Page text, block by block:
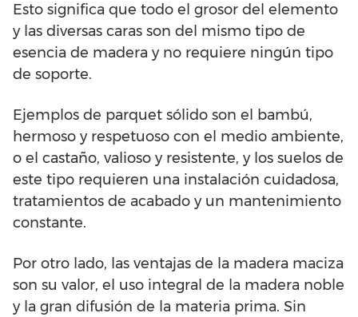
Esto significa que todo el grosor del elemento
y las diversas caras son del mismo tipo de
esencia de madera y no requiere ningún tipo
de soporte.
Ejemplos de parquet sólido son el bambú,
hermoso y respetuoso con el medio ambiente,
o el castaño, valioso y resistente, y los suelos de
este tipo requieren una instalación cuidadosa,
tratamientos de acabado y un mantenimiento
constante.
Por otro lado, las ventajas de la madera maciza
son su valor, el uso integral de la madera noble
y la gran difusión de la materia prima. Sin